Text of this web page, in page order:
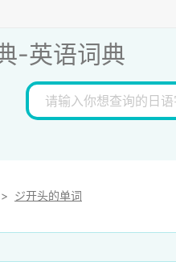
-英语词典
> ジ开头的单词